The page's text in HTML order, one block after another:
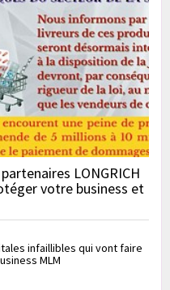
LONGRICH
votre business et
infaillibles qui vont faire
MLM